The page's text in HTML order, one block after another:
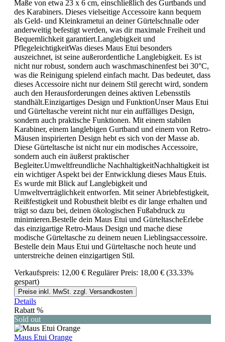
Maße von etwa 23 x 6 cm, einschließlich des Gurtbands und
des Karabiners. Dieses vielseitige Accessoire kann bequem
als Geld- und Kleinkrametui an deiner Gürtelschnalle oder
anderweitig befestigt werden, was dir maximale Freiheit und
Bequemlichkeit garantiert.Langlebigkeit und
PflegeleichtigkeitWas dieses Maus Etui besonders
auszeichnet, ist seine außerordentliche Langlebigkeit. Es ist
nicht nur robust, sondern auch waschmaschinenfest bei 30°C,
was die Reinigung spielend einfach macht. Das bedeutet, dass
dieses Accessoire nicht nur deinem Stil gerecht wird, sondern
auch den Herausforderungen deines aktiven Lebensstils
standhält.Einzigartiges Design und FunktionUnser Maus Etui
und Gürteltasche vereint nicht nur ein auffälliges Design,
sondern auch praktische Funktionen. Mit einem stabilen
Karabiner, einem langlebigen Gurtband und einem von Retro-
Mäusen inspirierten Design hebt es sich von der Masse ab.
Diese Gürteltasche ist nicht nur ein modisches Accessoire,
sondern auch ein äußerst praktischer
Begleiter.Umweltfreundliche NachhaltigkeitNachhaltigkeit ist
ein wichtiger Aspekt bei der Entwicklung dieses Maus Etuis.
Es wurde mit Blick auf Langlebigkeit und
Umweltverträglichkeit entworfen. Mit seiner Abriebfestigkeit,
Reißfestigkeit und Robustheit bleibt es dir lange erhalten und
trägt so dazu bei, deinen ökologischen Fußabdruck zu
minimieren.Bestelle dein Maus Etui und GürteltascheErlebe
das einzigartige Retro-Maus Design und mache diese
modische Gürteltasche zu deinem neuen Lieblingsaccessoire.
Bestelle dein Maus Etui und Gürteltasche noch heute und
unterstreiche deinen einzigartigen Stil.
Verkaufspreis: 12,00 € Regulärer Preis: 18,00 € (33.33%
gespart)
Preise inkl. MwSt. zzgl. Versandkosten
Details
Rabatt %
Sold out
Maus Etui Orange